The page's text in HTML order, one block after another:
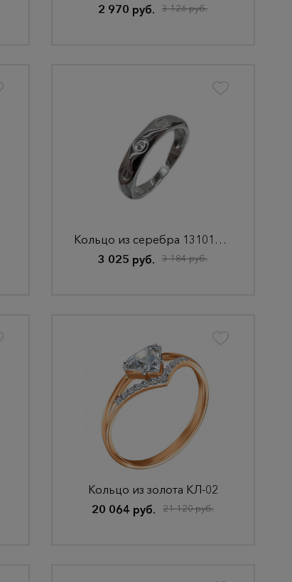
2 970 руб.
3 126 руб.
Кольцо из серебра 13101001570
3 025 руб.
3 184 руб.
Кольцо из золота КЛ-02
20 064 руб.
21 120 руб.